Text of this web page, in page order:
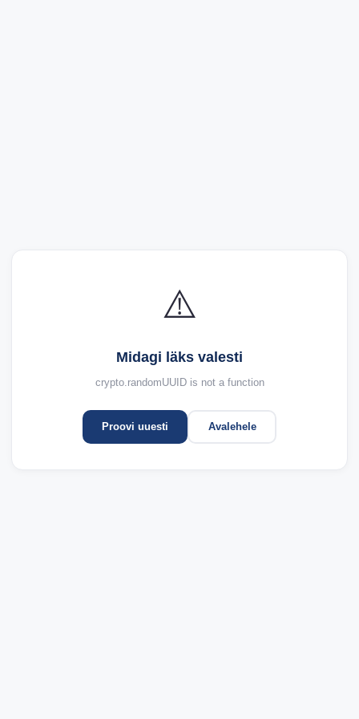
⚠️
Midagi läks valesti
crypto.randomUUID is not a function
Proovi uuesti Avalehele